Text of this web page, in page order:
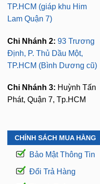
TP.HCM (giáp khu Him
Lam Quận 7)
Chi Nhánh 2: 93 Trương
Định, P. Thủ Dầu Một,
TP.HCM (Bình Dương cũ)
Chi Nhánh 3: Huỳnh Tấn
Phát, Quận 7, Tp.HCM
CHÍNH SÁCH MUA HÀNG
Bảo Mật Thông Tin
Đổi Trả Hàng